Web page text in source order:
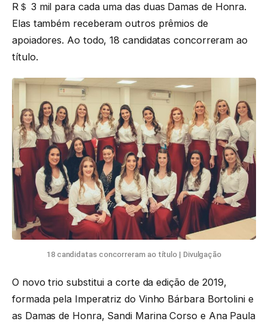
R＄ 3 mil para cada uma das duas Damas de Honra.
Elas também receberam outros prêmios de
apoiadores. Ao todo, 18 candidatas concorreram ao
título.
18 candidatas concorreram ao título | Divulgação
O novo trio substitui a corte da edição de 2019,
formada pela Imperatriz do Vinho Bárbara Bortolini e
as Damas de Honra, Sandi Marina Corso e Ana Paula